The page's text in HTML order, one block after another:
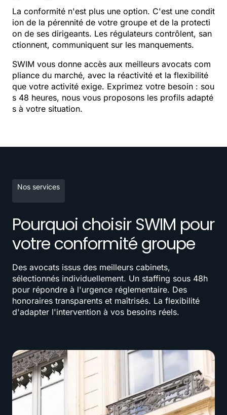
La conformité n'est plus une option. C'est une condit
ion de la pérennité de votre groupe et de la protecti
on de ses dirigeants. Les régulateurs contrôlent, san
ctionnent, communiquent sur les manquements.
SWIM vous donne accès aux meilleurs avocats com
pliance du marché, avec la réactivité et la flexibilité
que votre activité exige. Exprimez votre besoin : sou
s 48 heures, nous vous proposons les profils adapté
s à votre situation.
Nos services
Pourquoi choisir SWIM pour
votre conformité groupe
Des avocats issus des meilleurs cabinets,
sélectionnés individuellement. Un staffing sous 48h
pour répondre à l'urgence réglementaire. Des
honoraires transparents et maîtrisés. La flexibilité
d'adapter l'intervention à vos besoins réels.